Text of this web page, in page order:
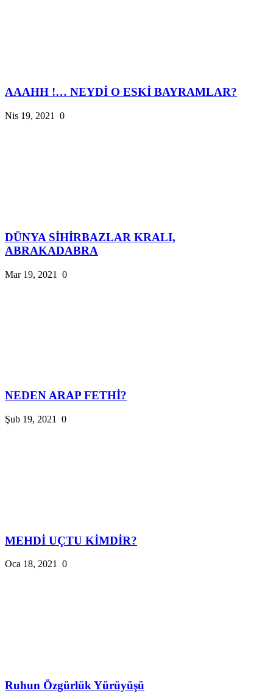
AAAHH !… NEYDİ O ESKİ BAYRAMLAR?
Nis 19, 2021 0
DÜNYA SİHİRBAZLAR KRALI,
ABRAKADABRA
Mar 19, 2021 0
NEDEN ARAP FETHİ?
Şub 19, 2021 0
MEHDİ UÇTU KİMDİR?
Oca 18, 2021 0
Ruhun Özgürlük Yürüyüşü